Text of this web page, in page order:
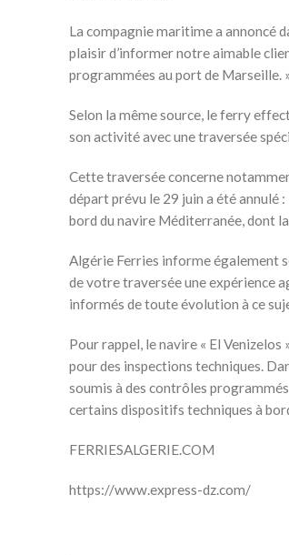
La compagnie maritime a annoncé
plaisir d’informer notre aimable
programmées au port de Marseille.
Selon la même source, le ferry
son activité avec une traversée
Cette traversée concerne
départ prévu le 29 juin a été annulé
bord du navire Méditerranée, dont
Algérie Ferries informe également
de votre traversée une expérience
informés de toute évolution à ce
Pour rappel, le navire « El
pour des inspections techniques.
soumis à des contrôles
certains dispositifs techniques à
FERRIESALGERIE.COM
https://www.express-dz.com/